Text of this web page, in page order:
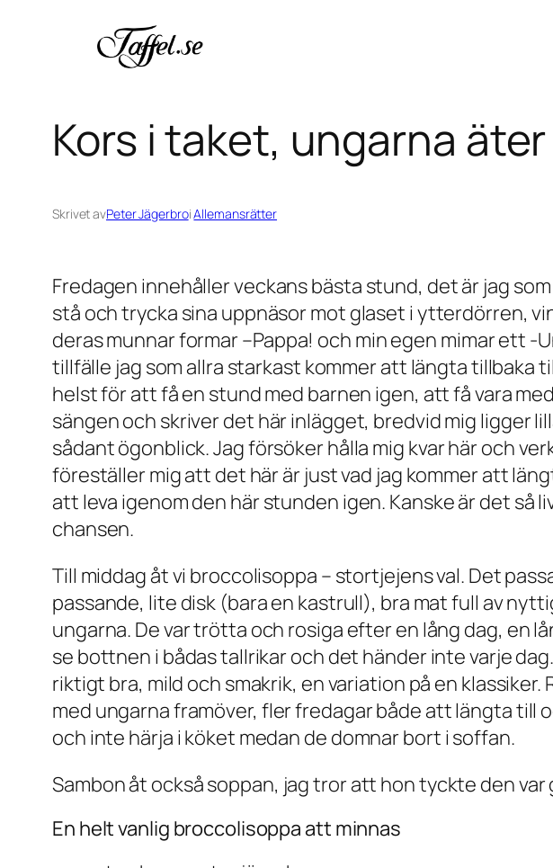
Kors i taket, ungarna äter
Skrivet avPeter JägerbroiAllemansrätter
Fredagen innehåller veckans bästa stund, det är jag
stå och trycka sina uppnäsor mot glaset i ytterdörren,
deras munnar formar –Pappa! och min egen mimar ett -
tillfälle jag som allra starkast kommer att längta tillbaka
helst för att få en stund med barnen igen, att få vara
sängen och skriver det här inlägget, bredvid mig ligger
sådant ögonblick. Jag försöker hålla mig kvar här och
föreställer mig att det här är just vad jag kommer att
att leva igenom den här stunden igen. Kanske är det så
chansen.
Till middag åt vi broccolisoppa – stortjejens val. Det
passande, lite disk (bara en kastrull), bra mat full av
ungarna. De var trötta och rosiga efter en lång dag, en
se bottnen i bådas tallrikar och det händer inte varje
riktigt bra, mild och smakrik, en variation på en
med ungarna framöver, fler fredagar både att längta till
och inte härja i köket medan de domnar bort i soffan.
Sambon åt också soppan, jag tror att hon tyckte den
En helt vanlig broccolisoppa att minnas